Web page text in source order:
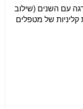
לראשונה ב 2012 ושודרגה עם השנים (שילוב
קליניות של מטפלים